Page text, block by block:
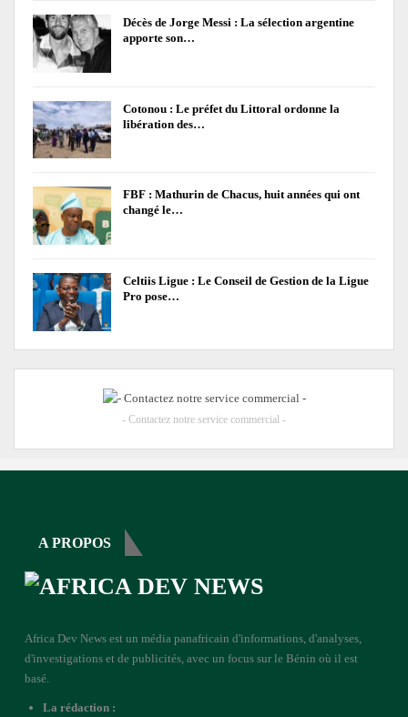
Décès de Jorge Messi : La sélection argentine
apporte son…
Cotonou : Le préfet du Littoral ordonne la
libération des…
FBF : Mathurin de Chacus, huit années qui ont
changé le…
Celtiis Ligue : Le Conseil de Gestion de la Ligue
Pro pose…
- Contactez notre service commercial -
A PROPOS
Africa Dev News est un média panafricain d'informations, d'analyses,
d'investigations et de publicités, avec un focus sur le Bénin où il est
basé.
La rédaction :